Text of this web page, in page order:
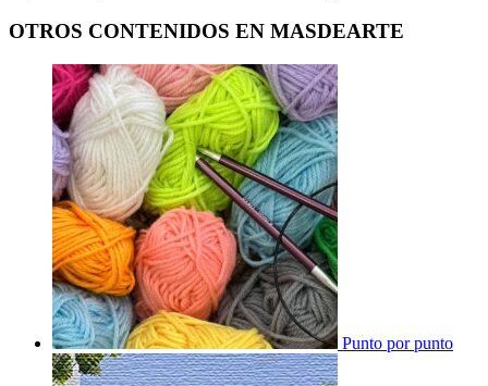
OTROS CONTENIDOS EN MASDEARTE
Punto por punto